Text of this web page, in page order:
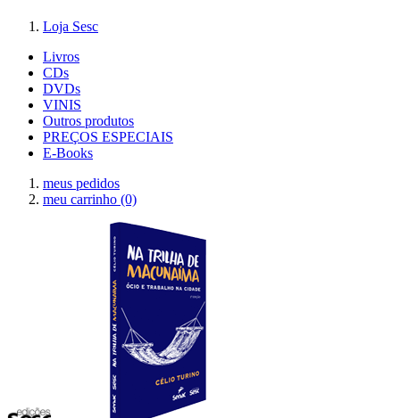
Loja Sesc
Livros
CDs
DVDs
VINIS
Outros produtos
PREÇOS ESPECIAIS
E-Books
meus pedidos
meu carrinho (0)